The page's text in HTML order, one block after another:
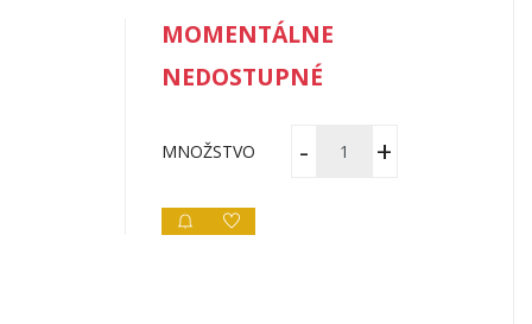
MOMENTÁLNE
NEDOSTUPNÉ
MNOŽSTVO